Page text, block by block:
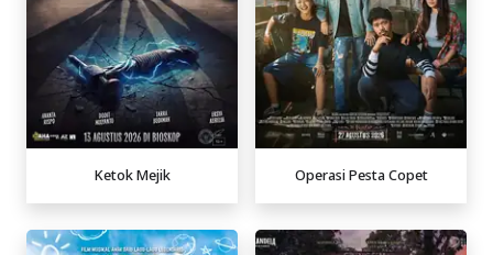
Ketok Mejik Operasi Pesta Copet